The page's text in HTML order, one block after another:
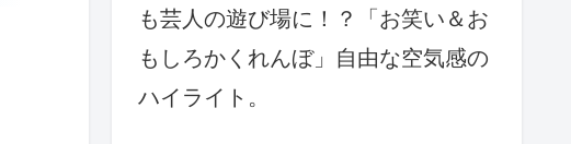
も芸人の遊び場に！？「お笑い＆お
もしろかくれんぼ」自由な空気感の
ハイライト。